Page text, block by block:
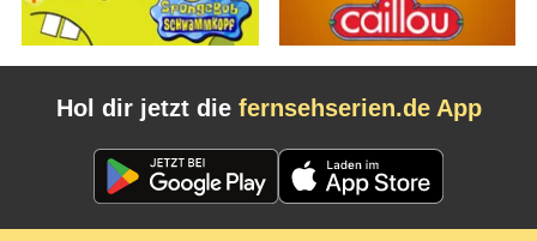
Hol dir jetzt die fernsehserien.de App